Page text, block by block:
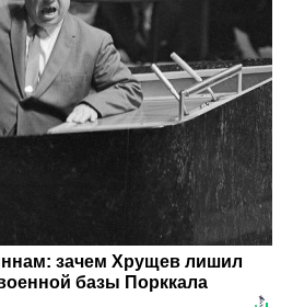
зачем Хрущев лишил
базы Порккала